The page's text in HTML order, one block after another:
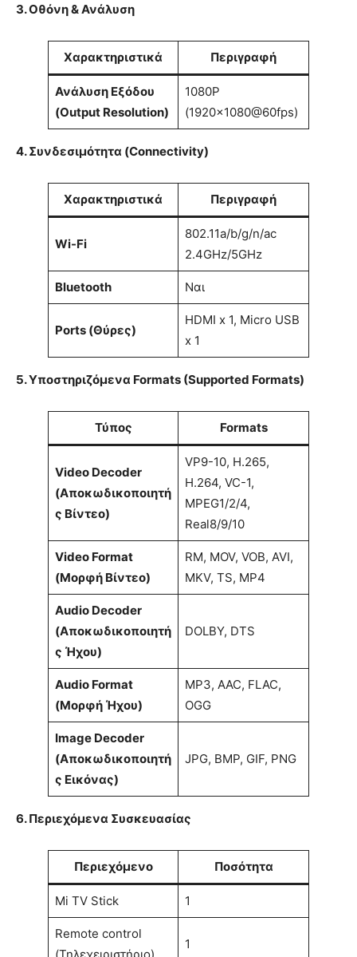
3. Οθόνη & Ανάλυση
Χαρακτηριστικά Περιγραφή
Ανάλυση Εξόδου
(Output Resolution)
1080P
(1920×1080@60fps)
4. Συνδεσιμότητα (Connectivity)
Χαρακτηριστικά Περιγραφή
Wi-Fi
802.11a/b/g/n/ac
2.4GHz/5GHz
Bluetooth Ναι
Ports (Θύρες)
HDMI x 1, Micro USB
x 1
5. Υποστηριζόμενα Formats (Supported Formats)
Τύπος Formats
Video Decoder
(Αποκωδικοποιητή
ς Βίντεο)
VP9-10, H.265,
H.264, VC-1,
MPEG1/2/4,
Real8/9/10
Video Format
(Μορφή Βίντεο)
RM, MOV, VOB, AVI,
MKV, TS, MP4
Audio Decoder
(Αποκωδικοποιητή
ς Ήχου)
DOLBY, DTS
Audio Format
(Μορφή Ήχου)
MP3, AAC, FLAC,
OGG
Image Decoder
(Αποκωδικοποιητή
ς Εικόνας)
JPG, BMP, GIF, PNG
6. Περιεχόμενα Συσκευασίας
Περιεχόμενο Ποσότητα
Mi TV Stick 1
Remote control
1